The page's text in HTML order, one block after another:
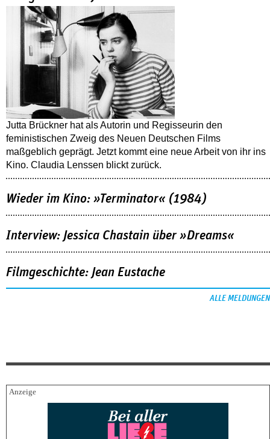
Jutta Brückner hat als Autorin und Regisseurin den
feministischen Zweig des Neuen Deutschen Films
maßgeblich geprägt. Jetzt kommt eine neue Arbeit von ihr ins
Kino. Claudia Lenssen blickt zurück.
Wieder im Kino: »Terminator« (1984)
Interview: Jessica Chastain über »Dreams«
Filmgeschichte: Jean Eustache
ALLE MELDUNGEN